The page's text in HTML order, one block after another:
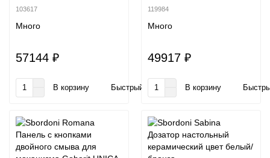
103617
Много
57144 ₽
В корзину Быстрый заказ
119984
Много
49917 ₽
В корзину